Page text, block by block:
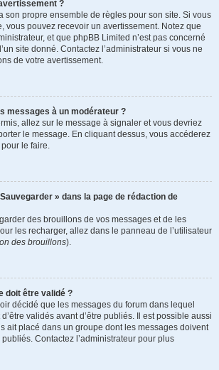
?
son propre ensemble de règles pour son site. Si vous
vous pouvez recevoir un avertissement. Notez que
et que phpBB Limited n’est pas concerné
site donné. Contactez l’administrateur si vous ne
de votre avertissement.
messages à un modérateur ?
allez sur le message à signaler et vous devriez
le message. En cliquant dessus, vous accéderez
le faire.
» dans la page de rédaction de
des brouillons de vos messages et de les
les recharger, allez dans le panneau de l’utilisateur
des brouillons).
doit être validé ?
décidé que les messages du forum dans lequel
validés avant d’être publiés. Il est possible aussi
ait placé dans un groupe dont les messages doivent
Contactez l’administrateur pour plus